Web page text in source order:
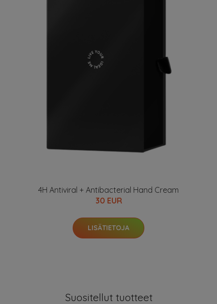
4H Antiviral + Antibacterial Hand Cream
30 EUR
LISÄTIETOJA
Suositellut tuotteet